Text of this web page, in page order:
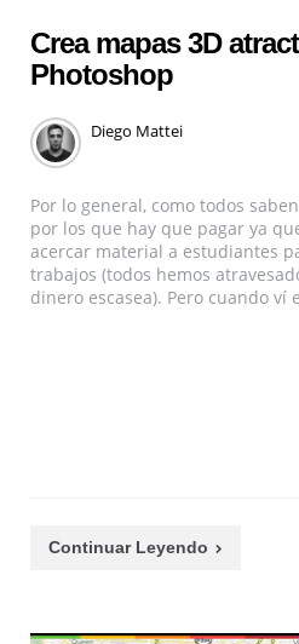
Crea mapas 3D
Photoshop
Diego Mattei
Por lo general, como todos
por los que hay que pagar ya
acercar material a estudiantes
trabajos (todos hemos
dinero escasea). Pero cuando ví
Continuar Leyendo